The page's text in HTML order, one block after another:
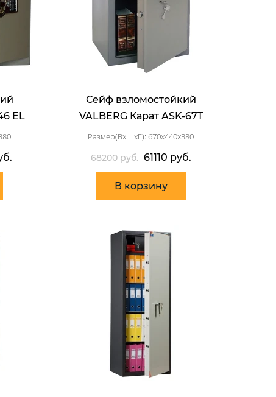
EL
Сейф взломостойкий
VALBERG Карат ASK-67T
Размер(ВхШхГ): 670x440x380
68200 руб. 61110 руб.
В корзину